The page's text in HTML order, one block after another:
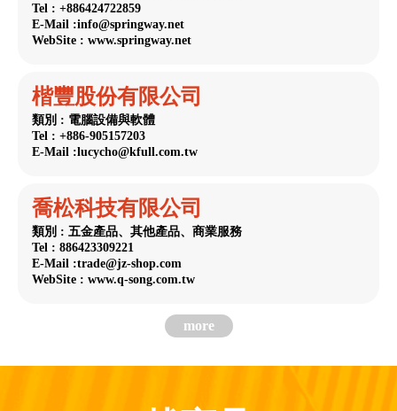
Tel : +886424722859
E-Mail :info@springway.net
WebSite : www.springway.net
楷豐股份有限公司
類別 : 電腦設備與軟體
Tel : +886-905157203
E-Mail :lucycho@kfull.com.tw
喬松科技有限公司
類別 : 五金產品、其他產品、商業服務
Tel : 886423309221
E-Mail :trade@jz-shop.com
WebSite : www.q-song.com.tw
more